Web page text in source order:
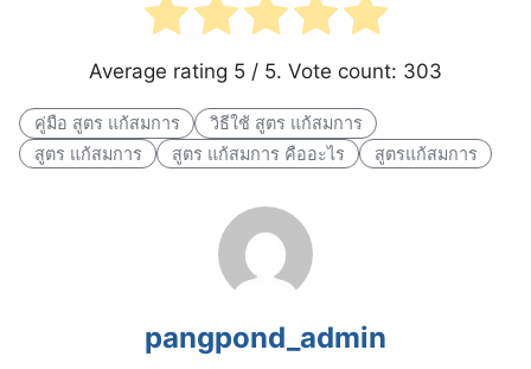
Average rating 5 / 5. Vote count: 303
คู่มือ สูตร แก้สมการ
วิธีใช้ สูตร แก้สมการ
สูตร แก้สมการ
สูตร แก้สมการ คืออะไร สูตรแก้สมการ
pangpond_admin